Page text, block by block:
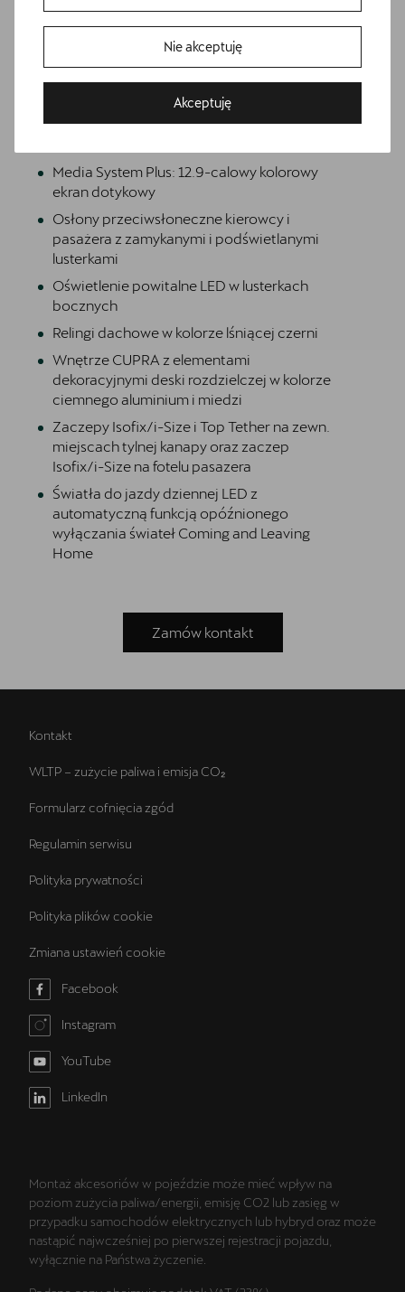
Przetestuj model z wybranym silnikiem i skrzynią biegów
Dwupoziomowa podłoga bagażnika
Fotele przednie, sportowe
Gniazdo 12V z przodu i 230V w bagażniku
Informacje o oponach
Materiałowa ze skórą ekologiczną w kolorze
Media System Plus: 12.9-calowy kolorowy
ekran dotykowy
Osłony przeciwsłoneczne kierowcy i
pasażera z zamykanymi i podświetlanymi
lusterkami
Oświetlenie powitalne LED w lusterkach
bocznych
Relingi dachowe w kolorze lśniącej czerni
Wnętrze CUPRA z elementami
dekoracyjnymi deski rozdzielczej w kolorze
ciemnego aluminium i miedzi
Zaczepy Isofix/i-Size i Top Tether na zewn.
miejscach tylnej kanapy oraz zaczep
Isofix/i-Size na fotelu pasazera
Światła do jazdy dziennej LED z
automatyczną funkcją opóźnionego
wyłączania świateł Coming and Leaving
Home
Zamów kontakt
Kontakt
WLTP – zużycie paliwa i emisja CO₂
Formularz cofnięcia zgód
Regulamin serwisu
Polityka prywatności
Polityka plików cookie
Zmiana ustawień cookie
Facebook
Instagram
YouTube
LinkedIn
Montaż akcesoriów w pojeździe może mieć wpływ na
poziom zużycia paliwa/energii, emisję CO2 lub zasięg w
przypadku samochodów elektrycznych lub hybryd oraz może
nastąpić najwcześniej po pierwszej rejestracji pojazdu,
wyłącznie na Państwa życzenie.
Nie akceptuję
Akceptuję